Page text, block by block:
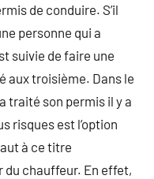
de conduire. S’il
personne qui a
suivie de faire une
aux troisième. Dans le
traité son permis il y a
risques est l’option
à ce titre
chauffeur. En effet,